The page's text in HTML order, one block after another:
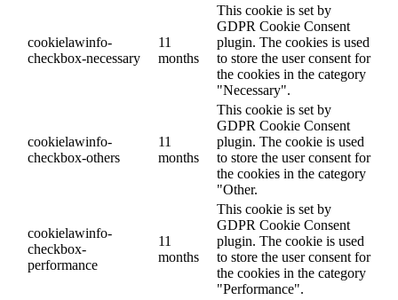
cookielawinfo-
checkbox-necessary
11
months
This cookie is set by
GDPR Cookie Consent
plugin. The cookies is used
to store the user consent for
the cookies in the category
"Necessary".
cookielawinfo-
checkbox-others
11
months
This cookie is set by
GDPR Cookie Consent
plugin. The cookie is used
to store the user consent for
the cookies in the category
"Other.
cookielawinfo-
checkbox-
performance
11
months
This cookie is set by
GDPR Cookie Consent
plugin. The cookie is used
to store the user consent for
the cookies in the category
"Performance".